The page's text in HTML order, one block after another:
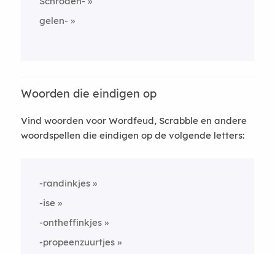
gelen-
Woorden die eindigen op
Vind woorden voor Wordfeud, Scrabble en andere
woordspellen die eindigen op de volgende letters:
-randinkjes
-ise
-ontheffinkjes
-propeenzuurtjes